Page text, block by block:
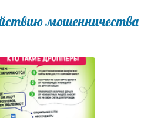
мошенничества